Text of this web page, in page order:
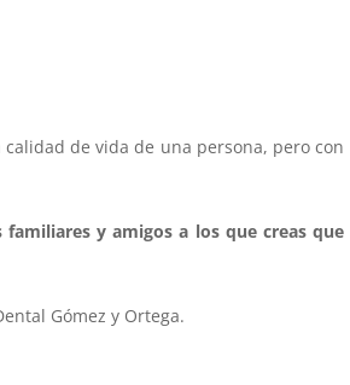
de vida de una persona, pero con
y amigos a los que creas que
Gómez y Ortega.